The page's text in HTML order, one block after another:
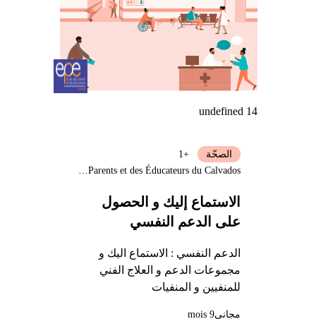
undefined 14
الاستماع إليك و الحصول
على الدعم النفسي
الدعم النفسي : الاستماع اليك و
مجموعات الدعم و العلاج الفني
للمنفيين و المنفيات
الصحّة
+1
École des Parents et des Éducateurs du Calvados
مجاني9 mois